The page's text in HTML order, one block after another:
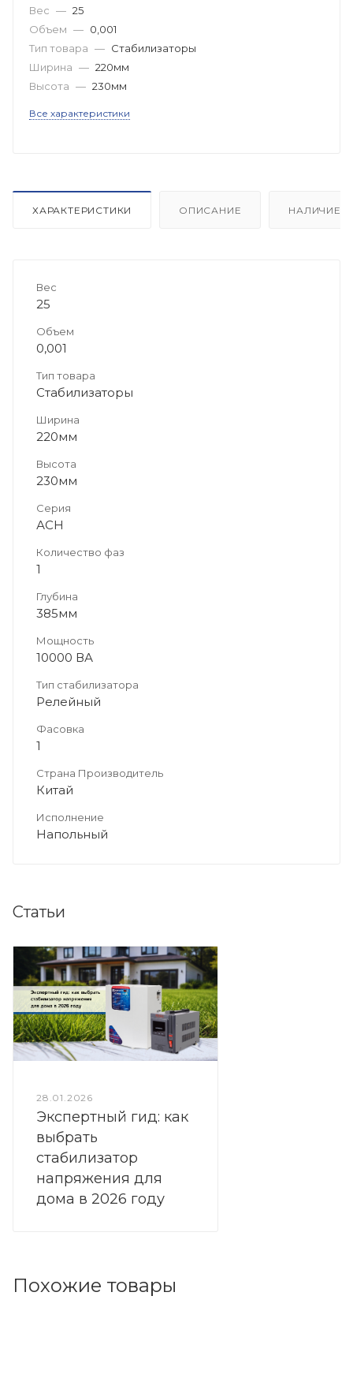
Вес — 25
Объем — 0,001
Тип товара — Стабилизаторы
Ширина — 220мм
Высота — 230мм
Все характеристики
ХАРАКТЕРИСТИКИ ОПИСАНИЕ НАЛИЧИЕ
Вес
25
Объем
0,001
Тип товара
Стабилизаторы
Ширина
220мм
Высота
230мм
Серия
АСН
Количество фаз
1
Глубина
385мм
Мощность
10000 ВА
Тип стабилизатора
Релейный
Фасовка
1
Страна Производитель
Китай
Исполнение
Напольный
Статьи
28.01.2026
Экспертный гид: как
выбрать
стабилизатор
напряжения для
дома в 2026 году
Похожие товары